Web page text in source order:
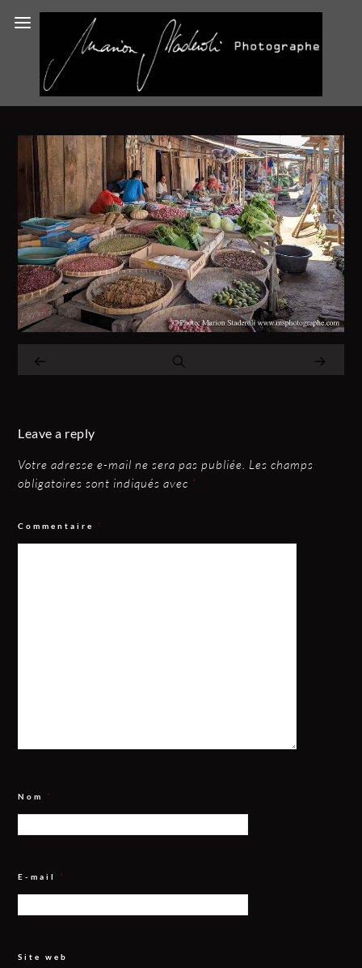
Leave a reply
Votre adresse e-mail ne sera pas publiée. Les champs
obligatoires sont indiqués avec *
Commentaire *
Nom *
E-mail *
Site web